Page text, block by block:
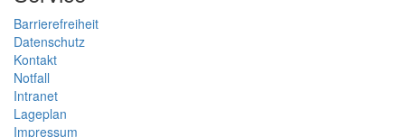
Barrierefreiheit
Datenschutz
Kontakt
Notfall
Intranet
Lageplan
Impressum